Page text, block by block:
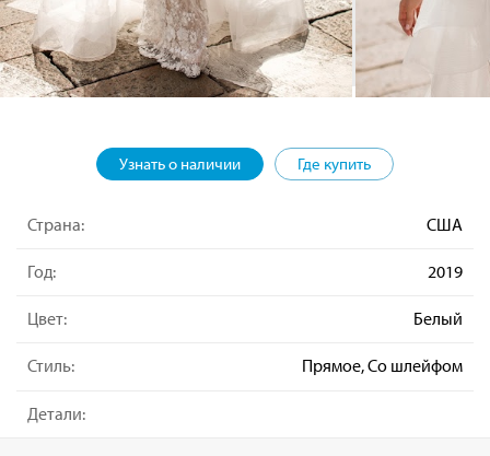
Узнать о наличии Где купить
Страна: США
Год: 2019
Цвет: Белый
Стиль: Прямое, Со шлейфом
Детали: